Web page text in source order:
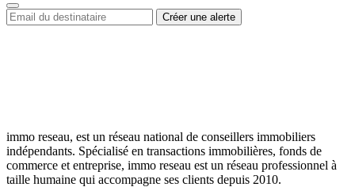
immo reseau, est un réseau national de conseillers immobiliers
indépendants. Spécialisé en transactions immobilières, fonds de
commerce et entreprise, immo reseau est un réseau professionnel à
taille humaine qui accompagne ses clients depuis 2010.